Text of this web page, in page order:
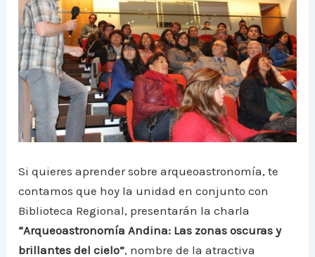
Si quieres aprender sobre arqueoastronomía, te
contamos que hoy la unidad en conjunto con
Biblioteca Regional, presentarán la charla
“Arqueoastronomía Andina: Las zonas oscuras y
brillantes del cielo”, nombre de la atractiva